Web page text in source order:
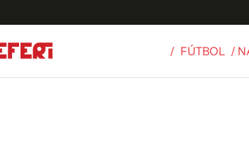
/ FÚTBOL /